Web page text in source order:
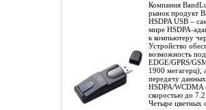
Компания
рынок продукт
HSDPA USB –
мире HSDPA-
к компьютеру
Устройство
возможность
EDGE/GPRS/
1900 мегагерц),
передачу
HSDPA/WCDMA
скоростью до
Четыре цветных